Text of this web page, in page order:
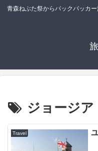
青森ねぶた祭からバックパッカ
ジョージア
Travel